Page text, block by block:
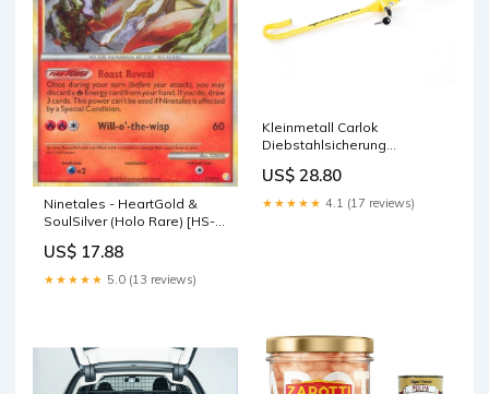
Ninetales - HeartGold &
SoulSilver (Holo Rare) [HS-7]
US$ 17.88
★★★★★ 5.0 (13 reviews)
Kleinmetall Carlok
Diebstahlsicherung
Absperrstange
Diebstahlsicherung
US$ 28.80
★★★★★ 4.1 (17 reviews)